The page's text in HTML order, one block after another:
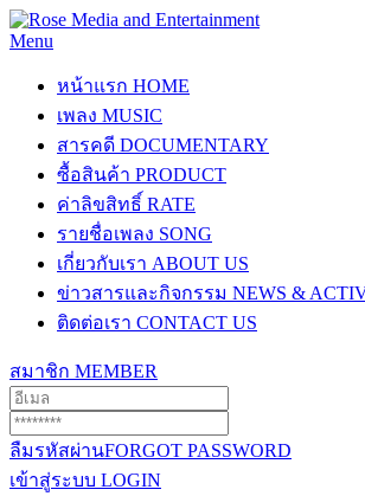
Menu
หน้าแรก HOME
เพลง MUSIC
สารคดี DOCUMENTARY
ซื้อสินค้า PRODUCT
ค่าลิขสิทธิ์ RATE
รายชื่อเพลง SONG
เกี่ยวกับเรา ABOUT US
ข่าวสารและกิจกรรม NEWS &
ติดต่อเรา CONTACT US
สมาชิก MEMBER
ลืมรหัสผ่านFORGOT PASSWORD
เข้าสู่ระบบ LOGIN